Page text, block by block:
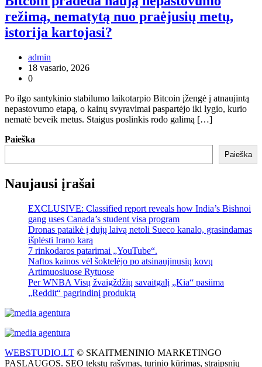
režimą, nematytą nuo praėjusių metų,
istorija kartojasi?
admin
18 vasario, 2026
0
Po ilgo santykinio stabilumo laikotarpio Bitcoin įžengė į atnaujintą
nepastovumo etapą, o kainų svyravimai paspartėjo iki lygio, kurio
nematė beveik metus. Staigus poslinkis rodo galimą […]
Paieška
Paieška
Naujausi įrašai
EXCLUSIVE: Classified report reveals how India’s Bishnoi
gang uses Canada’s student visa program
Dronas pataikė į dujų laivą netoli Sueco kanalo, grasindamas
išplėsti Irano karą
7 rinkodaros patarimai „YouTube“.
Naftos kainos vėl šoktelėjo po atsinaujinusių kovų
Artimuosiuose Rytuose
Per WNBA Visų žvaigždžių savaitgalį „Kia“ pasiima
„Reddit“ pagrindinį produktą
WEBSTUDIO.LT © SKAITMENINIO MARKETINGO
PASLAUGOS. SEO tekstų rašymas, turinio kūrimas, straipsnių